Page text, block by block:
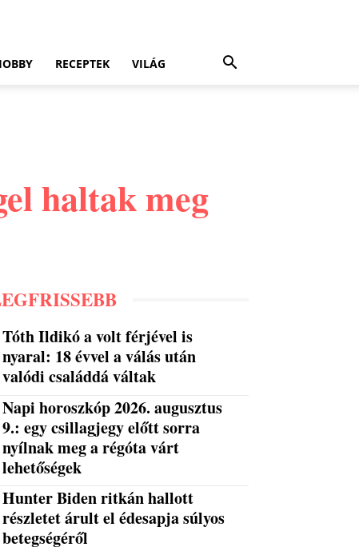
RECEPTEK VILÁG
haltak meg
Tóth Ildikó a volt férjével is
nyaral: 18 évvel a válás után
valódi családdá váltak
Napi horoszkóp 2026. augusztus
9.: egy csillagjegy előtt sorra
nyílnak meg a régóta várt
lehetőségek
Hunter Biden ritkán hallott
részletet árult el édesapja súlyos
betegségéről